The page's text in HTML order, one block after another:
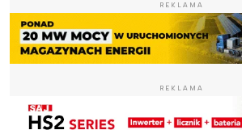
REKLAMA
REKLAMA